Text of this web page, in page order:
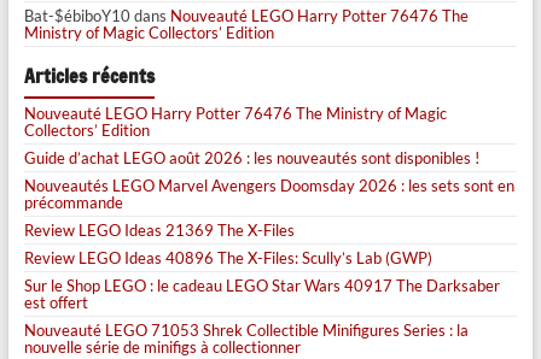
Bat-$ébiboY10dans Nouveauté LEGO Harry Potter 76476 The
Ministry of Magic Collectors’ Edition
Articles récents
Nouveauté LEGO Harry Potter 76476 The Ministry of Magic
Collectors’ Edition
Guide d’achat LEGO août 2026 : les nouveautés sont disponibles !
Nouveautés LEGO Marvel Avengers Doomsday 2026 : les sets sont en
précommande
Review LEGO Ideas 21369 The X-Files
Review LEGO Ideas 40896 The X-Files: Scully’s Lab (GWP)
Sur le Shop LEGO : le cadeau LEGO Star Wars 40917 The Darksaber
est offert
Nouveauté LEGO 71053 Shrek Collectible Minifigures Series : la
nouvelle série de minifigs à collectionner